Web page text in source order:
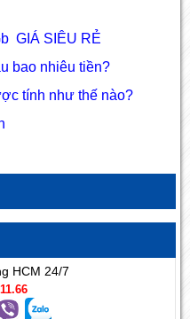
GIÁ SIÊU RẺ
bao nhiêu tiền?
tính như thế nào?
HCM 24/7